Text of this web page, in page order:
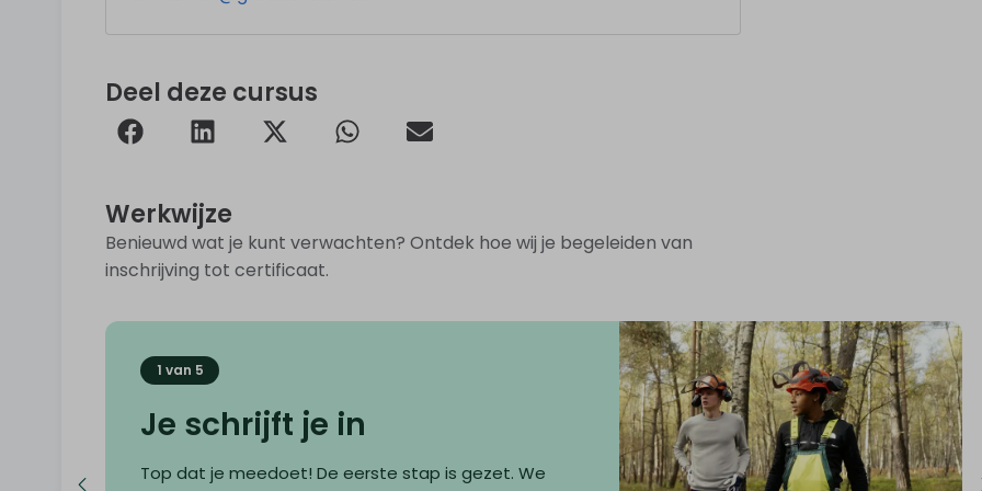
Deel deze cursus
Werkwijze
Benieuwd wat je kunt verwachten? Ontdek hoe wij je begeleiden van
inschrijving tot certificaat.
1 van 5
Je schrijft je in
Top dat je meedoet! De eerste stap is gezet. We